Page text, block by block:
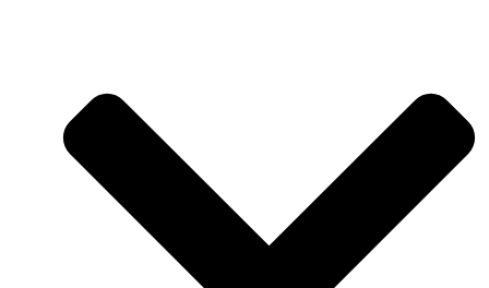
Buchbesprechungen von Harald Schwiers
Haralds Streifzüge
Hörtipps von Harald Schwiers